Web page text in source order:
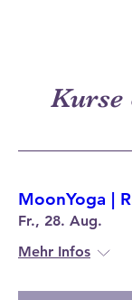
Kurse
MoonYoga |
Fr., 28. Aug.
Mehr Infos